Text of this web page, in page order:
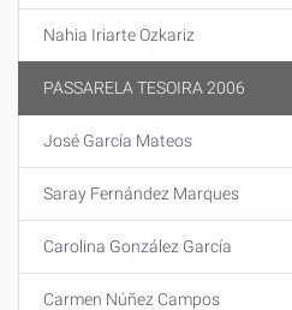
Nahia Iriarte Ozkariz
PASSARELA TESOIRA 2006
José García Mateos
Saray Fernández Marques
Carolina González García
Carmen Núñez Campos